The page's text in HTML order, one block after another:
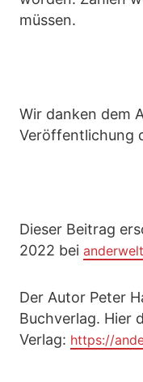
müssen.
Wir danken dem
Veröffentlichung
Dieser Beitrag
2022 bei
Der Autor Peter
Buchverlag. Hier
Verlag: https://